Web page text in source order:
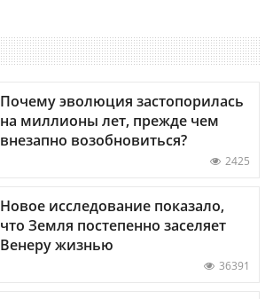
Почему эволюция застопорилась
на миллионы лет, прежде чем
внезапно возобновиться?
2425
Новое исследование показало,
что Земля постепенно заселяет
Венеру жизнью
36391